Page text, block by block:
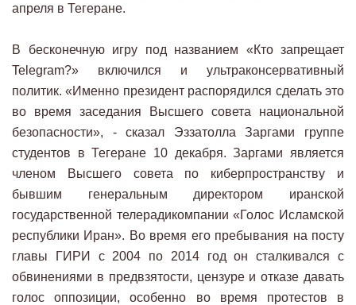
апреля в Тегеране.
В бесконечную игру под названием «Кто запрещает
Telegram?» включился и ультраконсервативный
политик. «Именно президент распорядился сделать это
во время заседания Высшего совета национальной
безопасности», - сказал Эззатолла Заргами группе
студентов в Тегеране 10 декабря. Заргами является
членом Высшего совета по киберпространству и
бывшим генеральным директором иранской
государственной телерадикомпании «Голос Исламской
республики Иран». Во время его пребывания на посту
главы ГИРИ с 2004 по 2014 год он сталкивался с
обвинениями в предвзятости, цензуре и отказе давать
голос оппозиции, особенно во время протестов в